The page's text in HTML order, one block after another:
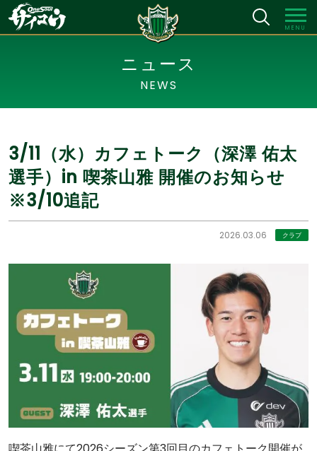
MENU
ニュース
NEWS
3/11（水）カフェトーク（深澤 佑太
選手）in 喫茶山雅 開催のお知らせ
※3/10追記
2026.03.06 クラブ